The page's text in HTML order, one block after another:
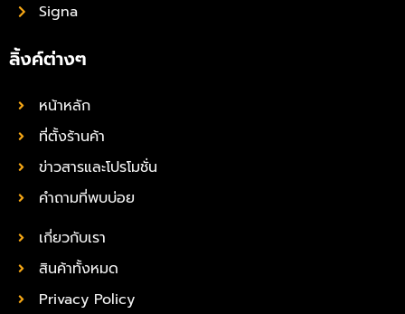
Signa
ลิ้งค์ต่างๆ
หน้าหลัก
ที่ตั้งร้านค้า
ข่าวสารและโปรโมชั่น
คำถามที่พบบ่อย
เกี่ยวกับเรา
สินค้าทั้งหมด
Privacy Policy